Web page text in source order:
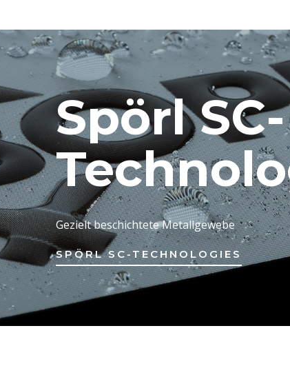
Spörl SC-
Gezielt beschichtete Metallgewebe
SPÖRL SC-TECHNOLOGIES